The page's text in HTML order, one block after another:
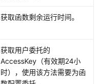
获取函数剩余运行时间。
获取用户委托的
AccessKey（有效期24小
时），使用该方法需要为函